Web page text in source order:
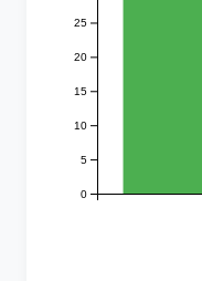
0
5
10
15
20
25